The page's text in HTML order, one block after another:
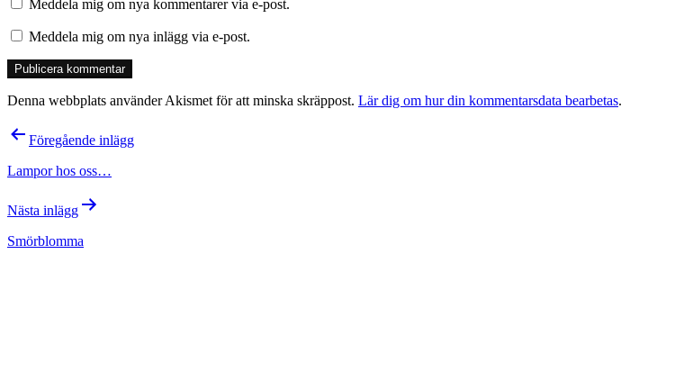
Meddela mig om nya kommentarer via e-post.
Meddela mig om nya inlägg via e-post.
Denna webbplats använder Akismet för att minska skräppost. Lär dig om hur din kommentarsdata bearbetas.
Inläggsnavigering
Föregående inlägg
Lampor hos oss…
Nästa inlägg
Smörblomma